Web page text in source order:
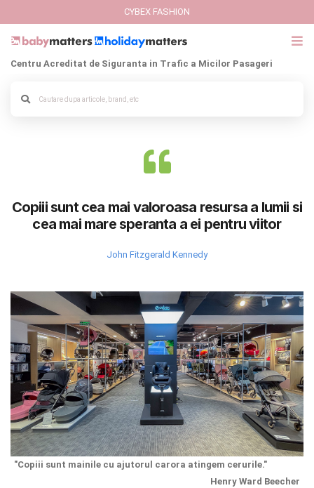
CYBEX FASHION
Centru Acreditat de Siguranta in Trafic a Micilor Pasageri
Copiii sunt cea mai valoroasa resursa a lumii si
cea mai mare speranta a ei pentru viitor
John Fitzgerald Kennedy
"Copiii sunt mainile cu ajutorul carora atingem cerurile."
Henry Ward Beecher